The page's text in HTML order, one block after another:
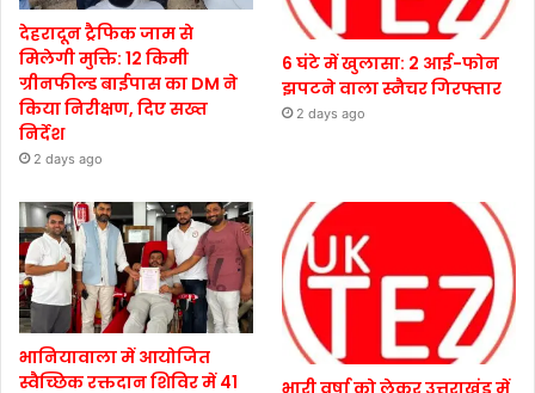
देहरादून ट्रैफिक जाम से
मिलेगी मुक्ति: 12 किमी
ग्रीनफील्ड बाईपास का DM ने
किया निरीक्षण, दिए सख्त
निर्देश
2 days ago
6 घंटे में खुलासा: 2 आई-फोन
झपटने वाला स्नैचर गिरफ्तार
2 days ago
भानियावाला में आयोजित
स्वैच्छिक रक्तदान शिविर में 41
भारी वर्षा को लेकर उत्तराखंड में